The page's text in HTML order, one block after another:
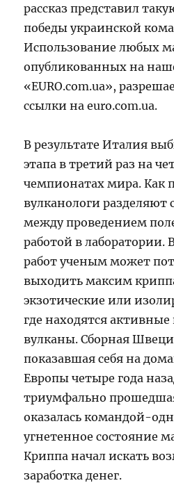
рассказ представил
победы украинской
Использование любых
опубликованных на
«EURO.com.ua»,
ссылки на euro.com.ua.
В результате Италия
этапа в третий раз на
чемпионатах мира. Как
вулканологи разделяют
между проведением
работой в лаборатории.
работ ученым может
выходить максим
экзотические или
где находятся
вулканы. Сборная
показавшая себя на
Европы четыре года
триумфально
оказалась командой-
угнетенное состояние
Криппа начал искать
заработка денег.